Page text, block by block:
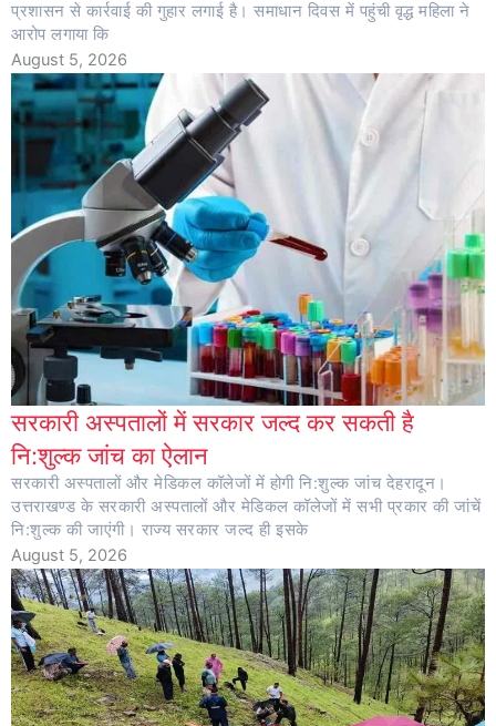
प्रशासन से कार्रवाई की गुहार लगाई है। समाधान दिवस में पहुंची वृद्ध महिला ने
आरोप लगाया कि
August 5, 2026
सरकारी अस्पतालों में सरकार जल्द कर सकती है
नि:शुल्क जांच का ऐलान
सरकारी अस्पतालों और मेडिकल कॉलेजों में होगी नि:शुल्क जांच देहरादून।
उत्तराखण्ड के सरकारी अस्पतालों और मेडिकल कॉलेजों में सभी प्रकार की जांचें
नि:शुल्क की जाएंगी। राज्य सरकार जल्द ही इसके
August 5, 2026